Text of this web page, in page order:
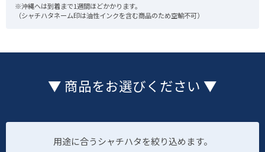
※沖縄へは到着まで1週間ほどかかります。
（シャチハタネーム印は油性インクを含む商品のため空輸不可）
▼ 商品をお選びください ▼
用途に合うシャチハタを絞り込めます。